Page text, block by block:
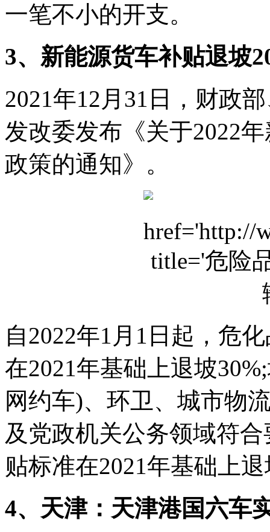
一笔不小的开支。
3、新能源货车补贴退坡
2021年12月31日，财政
发改委发布《关于2022
政策的通知》。
自2022年1月1日起，危
在2021年基础上退坡
网约车)、环卫、城市物
及党政机关公务领域符
贴标准在2021年基础上
4、天津：天津港国六车